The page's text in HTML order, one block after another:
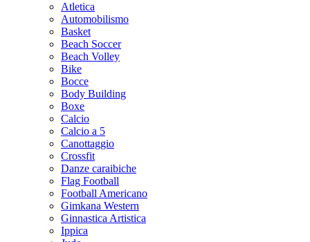
Atletica
Automobilismo
Basket
Beach Soccer
Beach Volley
Bike
Bocce
Body Building
Boxe
Calcio
Calcio a 5
Canottaggio
Crossfit
Danze caraibiche
Flag Football
Football Americano
Gimkana Western
Ginnastica Artistica
Ippica